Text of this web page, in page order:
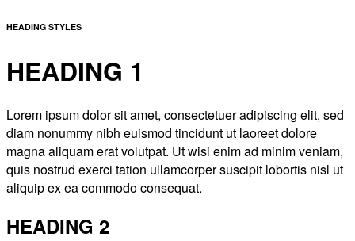
HEADING STYLES
HEADING 1
Lorem ipsum dolor sit amet, consectetuer adipiscing elit, sed
diam nonummy nibh euismod tincidunt ut laoreet dolore
magna aliquam erat volutpat. Ut wisi enim ad minim veniam,
quis nostrud exerci tation ullamcorper suscipit lobortis nisl ut
aliquip ex ea commodo consequat.
HEADING 2